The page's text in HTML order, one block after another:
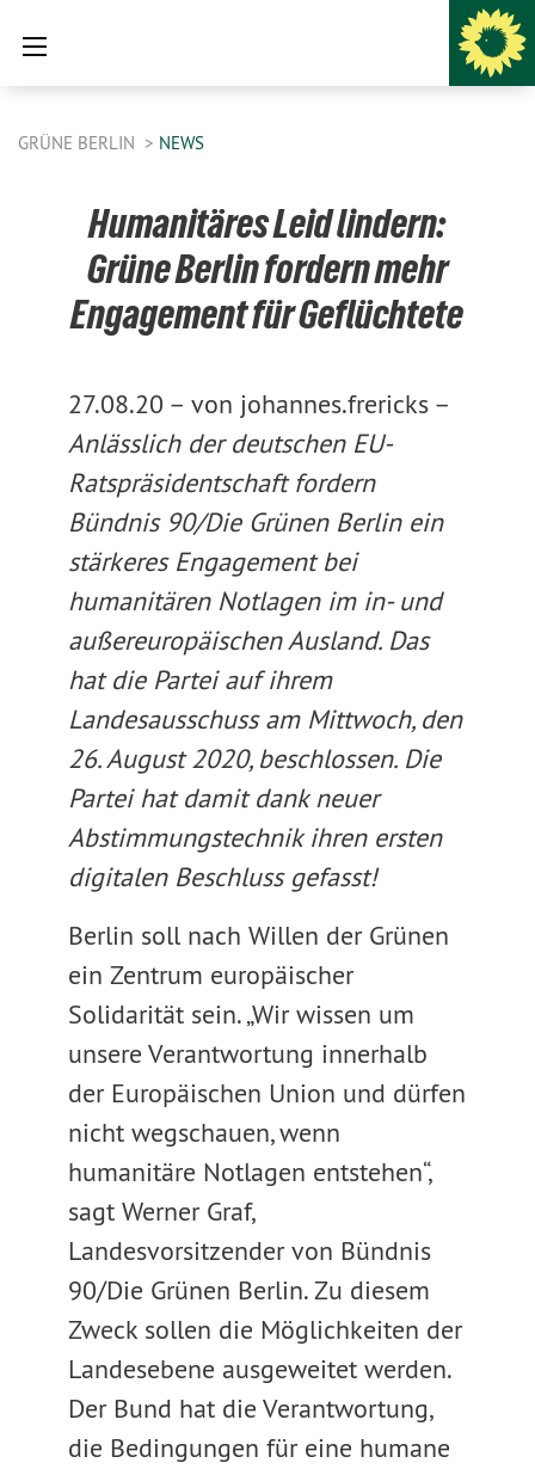
GRÜNE BERLIN NEWS
Humanitäres Leid lindern:
Grüne Berlin fordern mehr
Engagement für Geflüchtete
27.08.20 – von johannes.frericks –
Anlässlich der deutschen EU-
Ratspräsidentschaft fordern
Bündnis 90/Die Grünen Berlin ein
stärkeres Engagement bei
humanitären Notlagen im in- und
außereuropäischen Ausland. Das
hat die Partei auf ihrem
Landesausschuss am Mittwoch, den
26. August 2020, beschlossen. Die
Partei hat damit dank neuer
Abstimmungstechnik ihren ersten
digitalen Beschluss gefasst!
Berlin soll nach Willen der Grünen
ein Zentrum europäischer
Solidarität sein. „Wir wissen um
unsere Verantwortung innerhalb
der Europäischen Union und dürfen
nicht wegschauen, wenn
humanitäre Notlagen entstehen“,
sagt Werner Graf,
Landesvorsitzender von Bündnis
90/Die Grünen Berlin. Zu diesem
Zweck sollen die Möglichkeiten der
Landesebene ausgeweitet werden.
Der Bund hat die Verantwortung,
die Bedingungen für eine humane